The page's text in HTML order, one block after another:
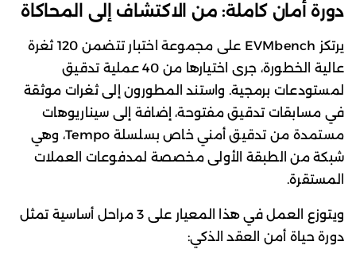
دورة أمان كاملة: من الاكتشاف إلى المحاكاة
يرتكز EVMbench على مجموعة اختبار تتضمن 120 ثغرة
عالية الخطورة، جرى اختيارها من 40 عملية تدقيق
لمستودعات برمجية. واستند المطورون إلى ثغرات موثقة
في مسابقات تدقيق مفتوحة، إضافة إلى سيناريوهات
مستمدة من تدقيق أمني خاص بسلسلة Tempo، وهي
شبكة من الطبقة الأولى مخصصة لمدفوعات العملات
المستقرة.
ويتوزع العمل في هذا المعيار على 3 مراحل أساسية تمثل
دورة حياة أمن العقد الذكي: